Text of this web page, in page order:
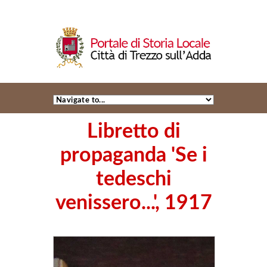
Libretto di
propaganda 'Se i
tedeschi
venissero...', 1917